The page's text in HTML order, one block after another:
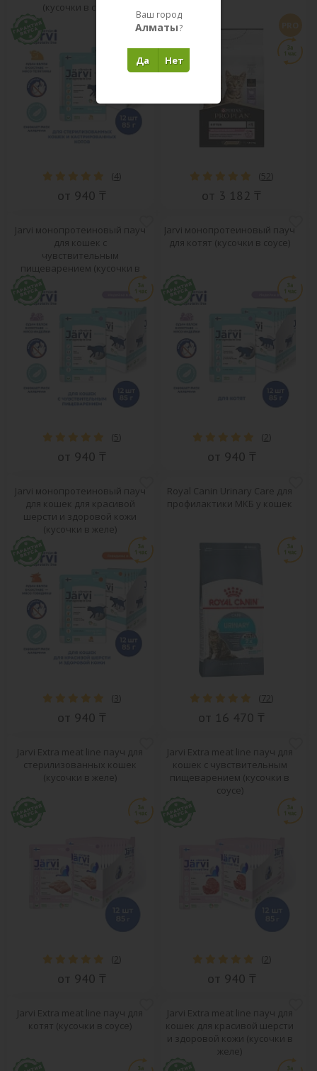
(кусочки в соусе)
(4)
от 940 ₸
(52)
от 3 182 ₸
Jarvi монопротеиновый пауч
для кошек с
чувствительным
пищеварением (кусочки в
(5)
от 940 ₸
Jarvi монопротеиновый пауч
для котят (кусочки в соусе)
(2)
от 940 ₸
Jarvi монопротеиновый пауч
для кошек для красивой
шерсти и здоровой кожи
(кусочки в желе)
( 3)
от 940 ₸
Royal Canin Urinary Care для
профилактики МКБ у кошек
( 72)
от 16 470 ₸
Jarvi Extra meat line пауч для
стерилизованных кошек
(кусочки в желе)
(2)
от 940 ₸
Jarvi Extra meat line пауч для
кошек с чувствительным
пищеварением (кусочки в
соусе)
(2)
от 940 ₸
Jarvi Extra meat line пауч для
котят (кусочки в соусе)
Jarvi Extra meat line пауч для
кошек для красивой шерсти
и здоровой кожи (кусочки в
желе)
Ваш город
Алматы?
Нет
Да